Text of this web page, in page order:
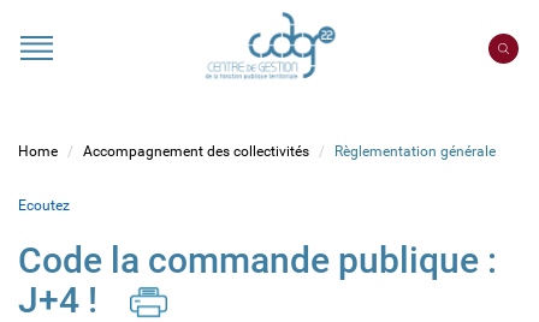
CDG
Home Accompagnement des collectivités Règlementation générale
Ecoutez
Code la commande publique :
J+4 !